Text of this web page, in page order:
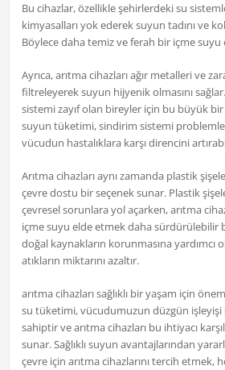
Bu cihazlar, özellikle şehirlerdeki su
kimyasalları yok ederek suyun tadını ve
Böylece daha temiz ve ferah bir içme suyu
Ayrıca, arıtma cihazları ağır metalleri ve
filtreleyerek suyun hijyenik olmasını sağlar.
sistemi zayıf olan bireyler için bu büyük bir
suyun tüketimi, sindirim sistemi
vücudun hastalıklara karşı direncini
Arıtma cihazları aynı zamanda plastik
çevre dostu bir seçenek sunar. Plastik
çevresel sorunlara yol açarken, arıtma
içme suyu elde etmek daha sürdürülebilir
doğal kaynakların korunmasına yardımcı
atıkların miktarını azaltır.
arıtma cihazları sağlıklı bir yaşam için
su tüketimi, vücudumuzun düzgün işleyişi
sahiptir ve arıtma cihazları bu ihtiyacı
sunar. Sağlıklı suyun avantajlarından
çevre için arıtma cihazlarını tercih etmek,